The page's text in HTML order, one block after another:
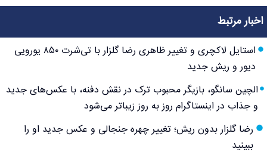
اخبار مرتبط
استایل لاکچری و تغییر ظاهری رضا گلزار با تی‌شرت ۸۵۰ یورویی
دیور و ریش جدید
الچین سانگو، بازیگر محبوب ترک در نقش دفنه، با عکس‌های جدید
و جذاب در اینستاگرام روز به روز زیباتر می‌شود
رضا گلزار بدون ریش؛ تغییر چهره جنجالی و عکس جدید او را
ببینید